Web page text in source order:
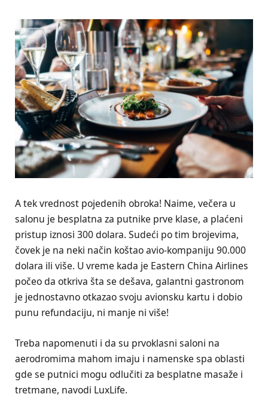
A tek vrednost pojedenih obroka! Naime, večera u
salonu je besplatna za putnike prve klase, a plaćeni
pristup iznosi 300 dolara. Sudeći po tim brojevima,
čovek je na neki način koštao avio-kompaniju 90.000
dolara ili više. U vreme kada je Eastern China Airlines
počeo da otkriva šta se dešava, galantni gastronom
je jednostavno otkazao svoju avionsku kartu i dobio
punu refundaciju, ni manje ni više!
Treba napomenuti i da su prvoklasni saloni na
aerodromima mahom imaju i namenske spa oblasti
gde se putnici mogu odlučiti za besplatne masaže i
tretmane, navodi LuxLife.